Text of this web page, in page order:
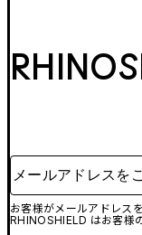
メールアドレスを
お客様がメールアドレス
RHINOSHIELD はお客様